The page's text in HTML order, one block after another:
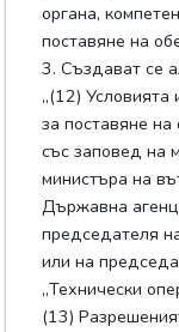
органа,
поставяне на
3. Създават се
„(12)
за поставяне
със заповед на
министъра на
Държавна
председателя
или на
„Технически
(13)